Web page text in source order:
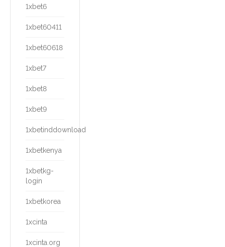
1xbet6
1xbet60411
1xbet60618
1xbet7
1xbet8
1xbet9
1xbetinddownload
1xbetkenya
1xbetkg-
login
1xbetkorea
1xcinta
1xcinta.org